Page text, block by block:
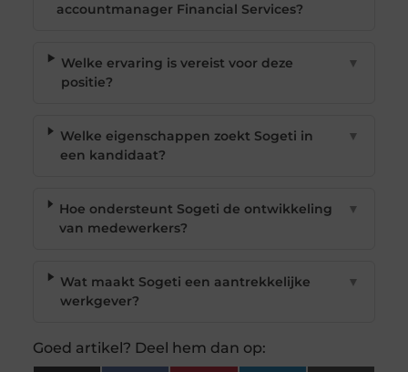
accountmanager Financial Services?
Welke ervaring is vereist voor deze
positie?
▼
Welke eigenschappen zoekt Sogeti in
een kandidaat?
▼
Hoe ondersteunt Sogeti de ontwikkeling
van medewerkers?
▼
Wat maakt Sogeti een aantrekkelijke
werkgever?
▼
Goed artikel? Deel hem dan op: